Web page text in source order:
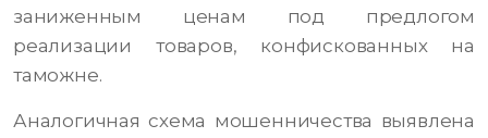
заниженным ценам под предлогом
реализации товаров, конфискованных на
таможне.
Аналогичная схема мошенничества выявлена